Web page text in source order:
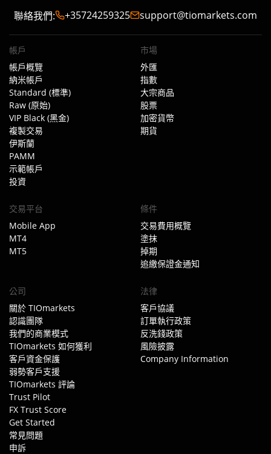
聯絡我們: +35724259325 support@tiomarkets.com
帳戶
帳戶概覽
納米帳戶
Standard (標準)
Raw (原始)
VIP Black (黑金)
複製交易
伊斯蘭
PAMM
示範帳戶
投資
市場
外匯
指數
大宗商品
股票
加密貨幣
期貨
交易平台
Mobile App
MT4
MT5
條件
交易費用概覽
塗抹
掉期
追繳保證金通知
公司
關於 TIOmarkets
認識團隊
我們的商業模式
TIOmarkets 如何獲利
客戶資金保護
弱勢客戶支援
TIOmarkets 評論
Trust Pilot
FX Trust Score
Get Started
常見問題
申訴
法律
客戶協議
訂單執行政策
反洗錢政策
風險披露
Company Information